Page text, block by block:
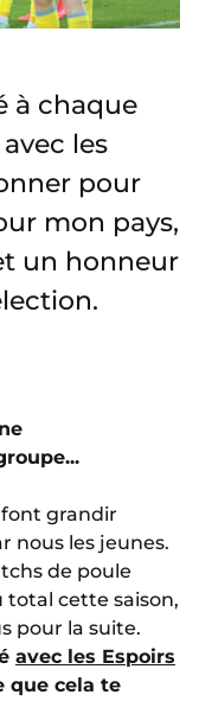
à chaque
les
pour
mon pays,
un honneur
font grandir
nous les jeunes.
de poule
total cette saison,
pour la suite.
avec les Espoirs
que cela te